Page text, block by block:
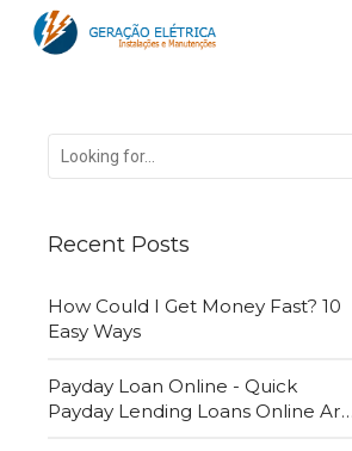
Recent Posts
How Could I Get Money Fast? 10
Easy Ways
Payday Loan Online - Quick
Payday Lending Loans Online Are